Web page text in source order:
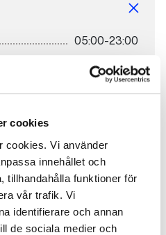
cookies
cookies. Vi använder
innehållet och
tillhandahålla funktioner för
vår trafik. Vi
identifierare och annan
de sociala medier och
05:00-23:00
05:00-23:00
05:00-23:00
05:00-23:00
05:00-23:00